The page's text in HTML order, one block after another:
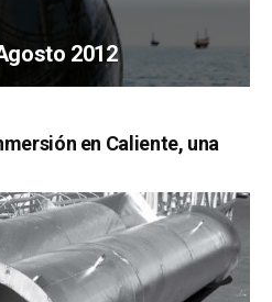
2012
en Caliente, una